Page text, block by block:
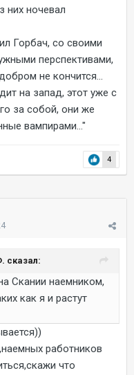
них ночевал
Горбач, со своими
перспективами,
не кончится...
на запад, этот уже с
за собой, они же
вампирами..."
4
сказал:
Скании наемником,
как я и растут
работников
что